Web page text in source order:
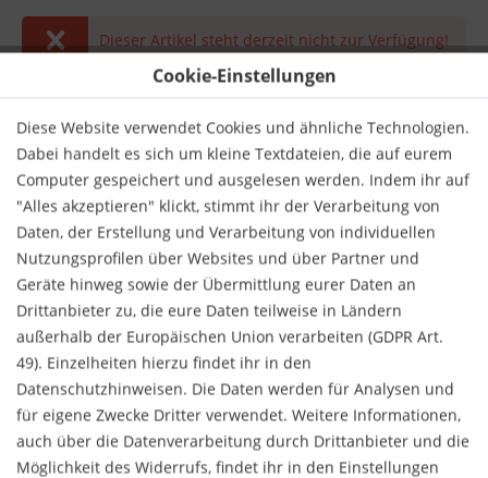
Cookie-Einstellungen
Diese Website verwendet Cookies und ähnliche Technologien.
Dabei handelt es sich um kleine Textdateien, die auf eurem
Computer gespeichert und ausgelesen werden. Indem ihr auf
"Alles akzeptieren" klickt, stimmt ihr der Verarbeitung von
Daten, der Erstellung und Verarbeitung von individuellen
Nutzungsprofilen über Websites und über Partner und
Geräte hinweg sowie der Übermittlung eurer Daten an
Drittanbieter zu, die eure Daten teilweise in Ländern
außerhalb der Europäischen Union verarbeiten (GDPR Art.
49). Einzelheiten hierzu findet ihr in den
Datenschutzhinweisen. Die Daten werden für Analysen und
für eigene Zwecke Dritter verwendet. Weitere Informationen,
auch über die Datenverarbeitung durch Drittanbieter und die
Möglichkeit des Widerrufs, findet ihr in den Einstellungen
Dieser Artikel steht derzeit nicht zur Verfügung!
inkl. MwSt. zzgl. Versandkosten
Derzeit nicht lieferbar.
Merken Bewerten
Verlag:
LAP Lambert Academic Publishing
Autor:
Lanny Sitanayah
Artikel-Nr.:
KNV24762205
ISBN:
9783838338248